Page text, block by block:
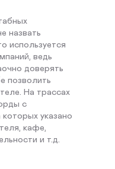
назвать
используется
ведь
доверять
позволить
На трассах
с
указано
кафе,
и т.д.